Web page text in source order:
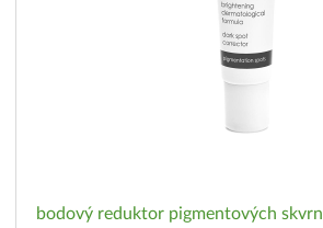
bodový reduktor pigmentových skvrn